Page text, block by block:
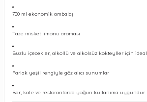
700 ml ekonomik ambalaj
Taze misket limonu aroması
Buzlu içecekler, alkollü ve alkolsüz kokteyller için ideal
Parlak yeşil rengiyle göz alıcı sunumlar
Bar, kafe ve restoranlarda yoğun kullanıma uygundur